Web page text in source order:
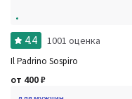
4.4 1001 оценка
Il Padrino Sospiro
от 400₽